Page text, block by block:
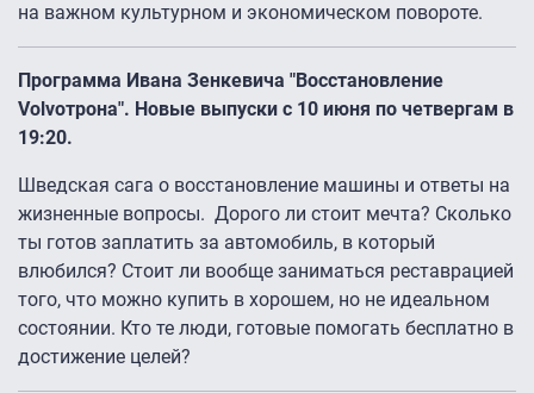
на важном культурном и экономическом повороте.
Программа Ивана Зенкевича "Восстановление
Volvoтрона". Новые выпуски с 10 июня по четвергам в
19:20.
Шведская сага о восстановление машины и ответы на
жизненные вопросы. Дорого ли стоит мечта? Сколько
ты готов заплатить за автомобиль, в который
влюбился? Стоит ли вообще заниматься реставрацией
того, что можно купить в хорошем, но не идеальном
состоянии. Кто те люди, готовые помогать бесплатно в
достижение целей?